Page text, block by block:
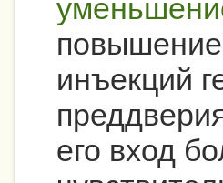
инъекций
его вход